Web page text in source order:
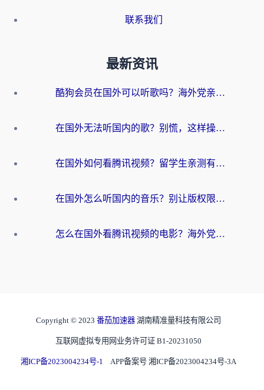
联系我们
最新资讯
酷狗会员在国外可以听歌吗？海外党亲测有效：3步解决音乐权限难题
在国外无法听国内的歌？别慌，这样操作就能畅听QQ音乐（附亲测加速器推荐）
在国外如何看腾讯视频？留学生亲测有效的回国加速方案
在国外怎么听国内的音乐？别让版权限制断了你的华语歌单
怎么在国外看腾讯视频的电影？海外党亲测有效的回国加速指南
Copyright © 2023 番茄加速器 湖南精准量科技有限公司
互联网虚拟专用网业务许可证 B1-20231050
湘ICP备2023004234号-1 APP备案号 湘ICP备2023004234号-3A